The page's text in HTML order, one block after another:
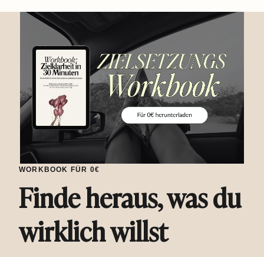
WORKBOOK FÜR 0€
Finde heraus, was du
wirklich willst